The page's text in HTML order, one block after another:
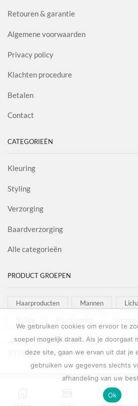
Retouren & garantie
Algemene voorwaarden
Privacy policy
Klachten procedure
Betalen
Contact
CATEGORIEËN
Kleuring
Styling
Verzorging
Baardverzorging
Alle categorieën
PRODUCT GROEPEN
Haarproducten Mannen
Al onze goederen zijn inclusief
BTW afgebeeld in onze shop!
Copyright © 2022Salon
OPTIES
0
We gebruiken cookies om ervoor te
soepel mogelijk draait. Als je doorgaat
deze site, gaan we ervan uit dat je
gebruiken uw gegevens slechts
afhandeling van uw
Ok